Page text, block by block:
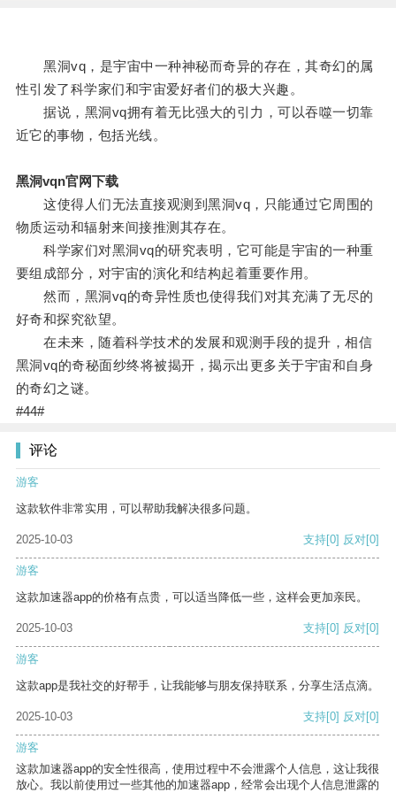
黑洞vq，是宇宙中一种神秘而奇异的存在，其奇幻的属
性引发了科学家们和宇宙爱好者们的极大兴趣。
据说，黑洞vq拥有着无比强大的引力，可以吞噬一切靠
近它的事物，包括光线。
黑洞vqn官网下载
这使得人们无法直接观测到黑洞vq，只能通过它周围的
物质运动和辐射来间接推测其存在。
科学家们对黑洞vq的研究表明，它可能是宇宙的一种重
要组成部分，对宇宙的演化和结构起着重要作用。
然而，黑洞vq的奇异性质也使得我们对其充满了无尽的
好奇和探究欲望。
在未来，随着科学技术的发展和观测手段的提升，相信
黑洞vq的奇秘面纱终将被揭开，揭示出更多关于宇宙和自身
的奇幻之谜。
#44#
评论
游客
这款软件非常实用，可以帮助我解决很多问题。
2025-10-03 支持[0] 反对[0]
游客
这款加速器app的价格有点贵，可以适当降低一些，这样会更加亲民。
2025-10-03 支持[0] 反对[0]
游客
这款app是我社交的好帮手，让我能够与朋友保持联系，分享生活点滴。
2025-10-03 支持[0] 反对[0]
游客
这款加速器app的安全性很高，使用过程中不会泄露个人信息，这让我很
放心。我以前使用过一些其他的加速器app，经常会出现个人信息泄露的